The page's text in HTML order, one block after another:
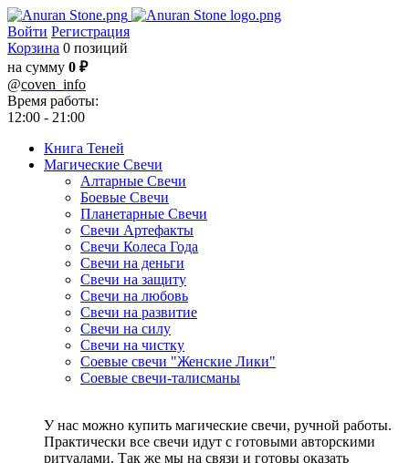
Войти Регистрация
Корзина 0 позиций
на сумму 0 ₽
@coven_info
Время работы:
12:00 - 21:00
Книга Теней
Магические Свечи
Алтарные Свечи
Боевые Свечи
Планетарные Свечи
Свечи Артефакты
Свечи Колеса Года
Свечи на деньги
Свечи на защиту
Свечи на любовь
Свечи на развитие
Свечи на силу
Свечи на чистку
Соевые свечи "Женские Лики"
Соевые свечи-талисманы
У нас можно купить магические свечи, ручной работы.
Практически все свечи идут с готовыми авторскими
ритуалами. Так же мы на связи и готовы оказать